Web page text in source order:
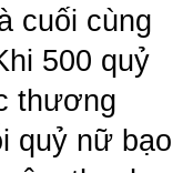
cuối cùng
500 quỷ
thương
quỷ nữ bạo